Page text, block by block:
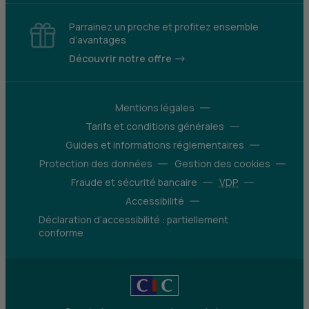
Parrainez un proche et profitez ensemble
d’avantages
Découvrir notre offre
Mentions légales
Tarifs et conditions générales
Guides et informations réglementaires
Protection des données
Gestion des cookies
Fraude et sécurité bancaire
VDP
Accessibilité
Déclaration d’accessibilité : partiellement
conforme